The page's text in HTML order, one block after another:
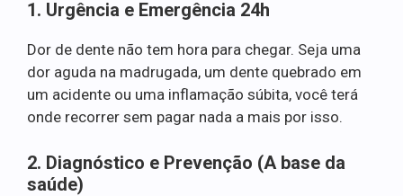
1. Urgência e Emergência 24h
Dor de dente não tem hora para chegar. Seja uma
dor aguda na madrugada, um dente quebrado em
um acidente ou uma inflamação súbita, você terá
onde recorrer sem pagar nada a mais por isso.
2. Diagnóstico e Prevenção (A base da
saúde)